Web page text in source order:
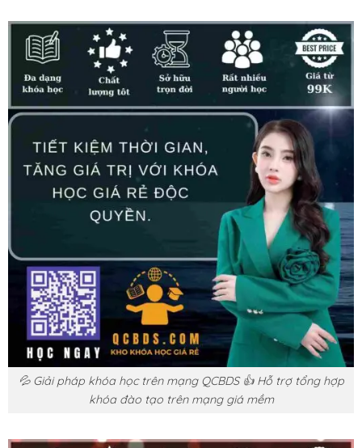
💦 Giải pháp khóa học trên mạng QCBDS 👍 Hỗ trợ tổng hợp
khóa đào tạo trên mạng giá mềm